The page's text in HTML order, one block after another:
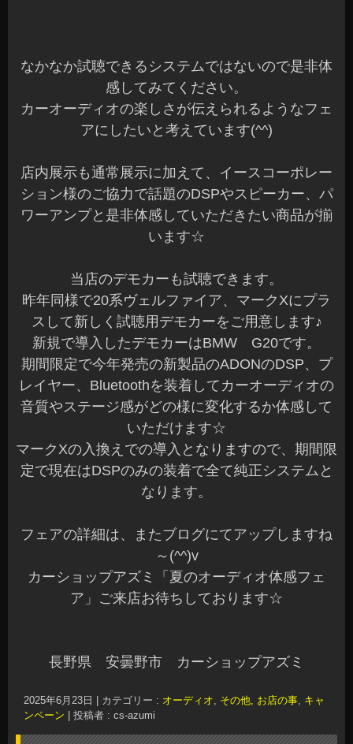
なかなか試聴できるシステムではないので是非体
感してみてください。
カーオーディオの楽しさが伝えられるようなフェ
アにしたいと考えています(^^)
店内展示も通常展示に加えて、イースコーポレー
ション様のご協力で話題のDSPやスピーカー、パ
ワーアンプと是非体感していただきたい商品が揃
います☆
当店のデモカーも試聴できます。
昨年同様で20系ヴェルファイア、マークXにプラ
スして新しく試聴用デモカーをご用意します♪
新規で導入したデモカーはBMW G20です。
期間限定で今年発売の新製品のADONのDSP、プ
レイヤー、Bluetoothを装着してカーオーディオの
音質やステージ感がどの様に変化するか体感して
いただけます☆
マークXの入換えでの導入となりますので、期間限
定で現在はDSPのみの装着で全て純正システムと
なります。
フェアの詳細は、またブログにてアップしますね
～(^^)v
カーショップアズミ「夏のオーディオ体感フェ
ア」ご来店お待ちしております☆
長野県 安曇野市 カーショップアズミ
2025年6月23日 カテゴリー : オーディオ, その他, お店の事, キャ
ンペーン
投稿者 : cs-azumi